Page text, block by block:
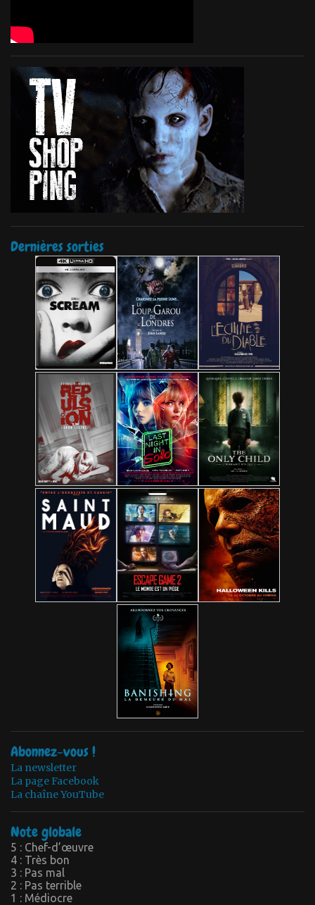
Dernières sorties
Abonnez-vous !
La newsletter
La page Facebook
La chaîne YouTube
Note globale
5 : Chef-d’œuvre
4 : Très bon
3 : Pas mal
2 : Pas terrible
1 : Médiocre